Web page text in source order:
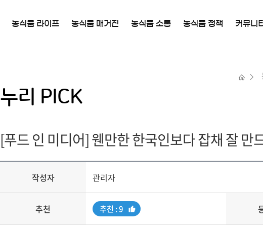
농식품 라이프 농식품 매거진 농식품 소통 농식품 정책 커뮤니티
누리 PICK
[푸드 인 미디어] 웬만한 한국인보다 잡채 잘 만
작성자 관리자
추천
추
천
추천 : 9